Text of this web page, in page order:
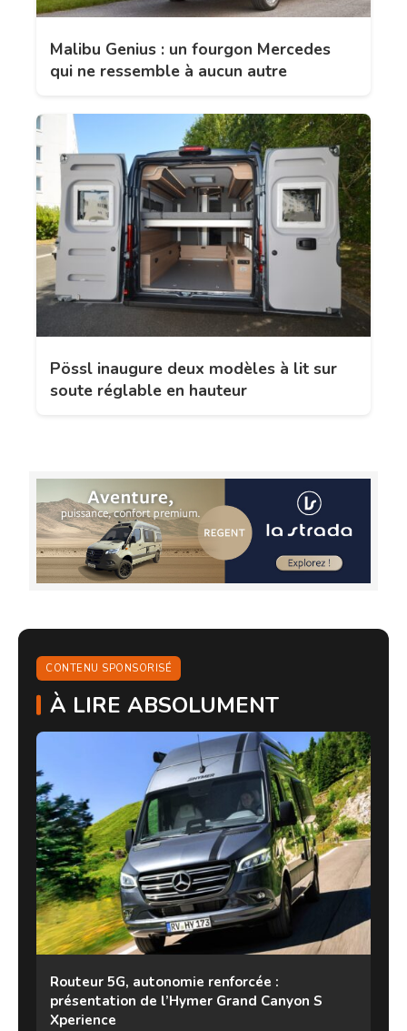
Malibu Genius : un fourgon Mercedes
qui ne ressemble à aucun autre
Pössl inaugure deux modèles à lit sur
soute réglable en hauteur
CONTENU SPONSORISÉ
À LIRE ABSOLUMENT
Routeur 5G, autonomie renforcée :
présentation de l’Hymer Grand Canyon S
Xperience